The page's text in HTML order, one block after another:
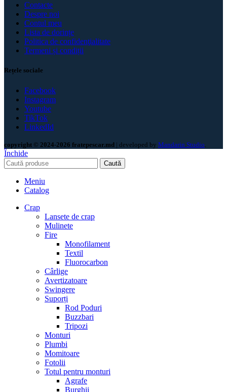
Contacte
Despre noi
Contul meu
Lista de dorințe
Politica de confidenţialitate
Termeni și condiții
Rețele sociale
Facebook
Instagram
Youtube
TikTok
LinkedId
copyright © 2024-2026 fratepescar.md | developed by Mandarin Studio
Închide
Caută
Meniu
Catalog
Crap
Lansete de crap
Mulinete
Fire
Monofilament
Textil
Fluorocarbon
Cârlige
Avertizatoare
Swingere
Suporți
Rod Poduri
Buzzbari
Tripozi
Monturi
Plumbi
Momitoare
Fotolii
Totul pentru monturi
Agrafe
Burghii